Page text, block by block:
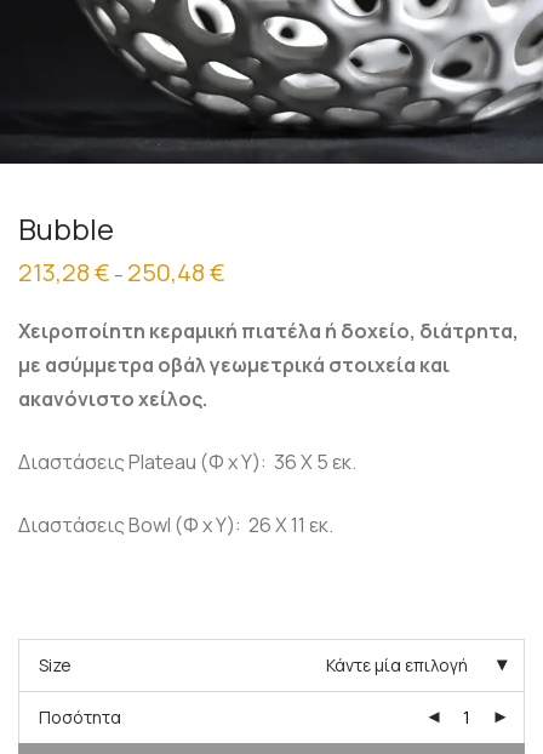
Bubble
213,28€ – 250,48€
through
250,48 €
Χειροποίητη κεραμική πιατέλα ή δοχείο, διάτρητα,
με ασύμμετρα οβάλ γεωμετρικά στοιχεία και
ακανόνιστο χείλος.
Διαστάσεις Plateau (Φ x Y): 36 X 5 εκ.
Διαστάσεις Bowl (Φ x Y): 26 X 11 εκ.
Size Κάντε μία επιλογή
Ποσότητα